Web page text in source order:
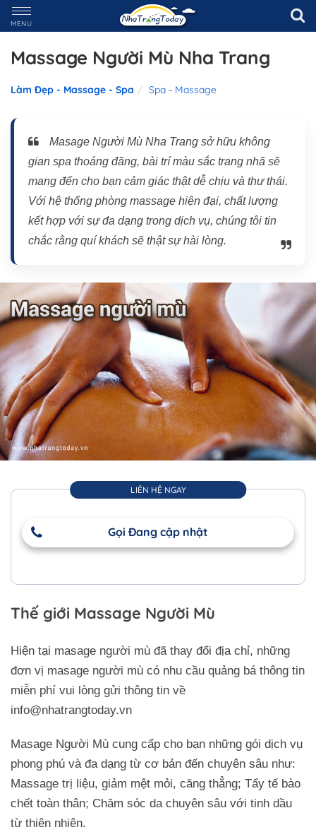
MENU
Massage Người Mù Nha Trang
Làm Đẹp - Massage - Spa Spa - Massage
Masage Người Mù Nha Trang sở hữu không
gian spa thoáng đãng, bài trí màu sắc trang nhã sẽ
mang đến cho bạn cảm giác thật dễ chịu và thư thái.
Với hệ thống phòng massage hiện đại, chất lượng
kết hợp với sự đa dạng trong dịch vụ, chúng tôi tin
chắc rằng quí khách sẽ thật sự hài lòng.
LIÊN HỆ NGAY
Gọi Đang cập nhật
Thế giới Massage Người Mù
Hiện tại masage người mù đã thay đổi địa chỉ, những
đơn vị masage người mù có nhu cầu quảng bá thông tin
miễn phí vui lòng gửi thông tin về
info@nhatrangtoday.vn
Masage Người Mù cung cấp cho bạn những gói dịch vụ
phong phú và đa dạng từ cơ bản đến chuyên sâu như:
Massage trị liệu, giảm mệt mỏi, căng thẳng; Tẩy tế bào
chết toàn thân; Chăm sóc da chuyên sâu với tinh dầu
từ thiên nhiên.